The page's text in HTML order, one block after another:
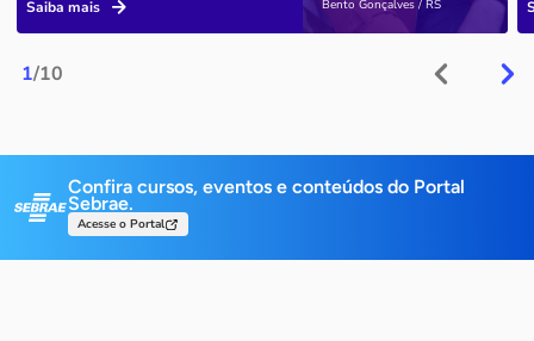
1/10
Bento Gonçalves / RS
Saiba mais
Confira cursos, eventos e conteúdos do Portal
Sebrae.
Acesse o Portal